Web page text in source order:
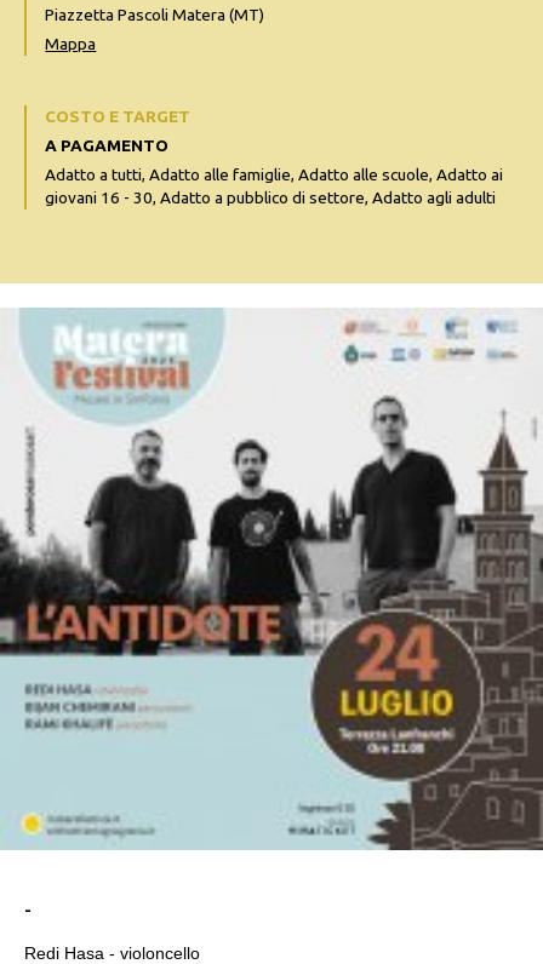
-
Redi Hasa - violoncello
Piazzetta Pascoli Matera (MT)
Mappa
COSTO E TARGET
A PAGAMENTO
Adatto a tutti, Adatto alle famiglie, Adatto alle scuole, Adatto ai
giovani 16 - 30, Adatto a pubblico di settore, Adatto agli adulti